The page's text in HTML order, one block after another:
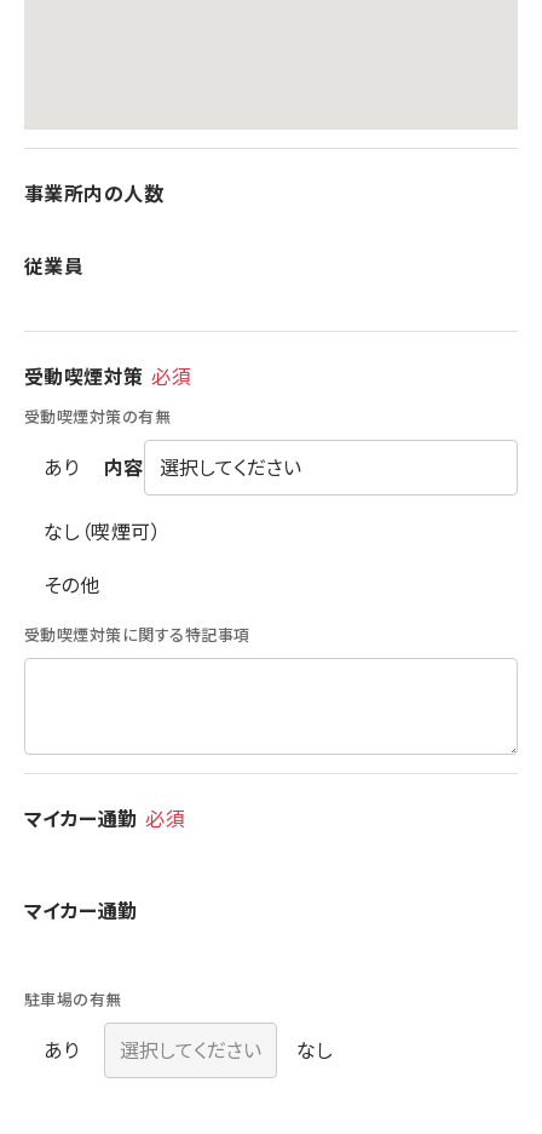
事業所内の人数
従業員
受動喫煙対策 必須
受動喫煙対策の有無
あり 内容
なし（喫煙可）
その他
受動喫煙対策に関する特記事項
マイカー通勤 必須
マイカー通勤
駐車場の有無
あり なし